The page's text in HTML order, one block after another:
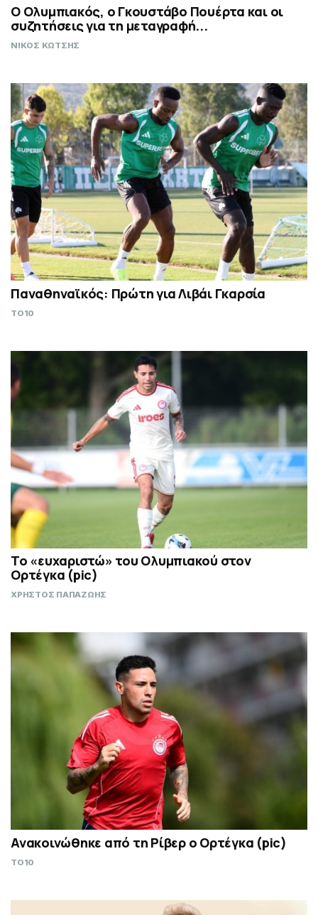
Ο Ολυμπιακός, ο Γκουστάβο Πουέρτα και οι
συζητήσεις για τη μεταγραφή...
ΝΙΚΟΣ ΚΩΤΣΗΣ
Παναθηναϊκός: Πρώτη για Λιβάι Γκαρσία
TO10
Το «ευχαριστώ» του Ολυμπιακού στον
Ορτέγκα (pic)
ΧΡΗΣΤΟΣ ΠΑΠΑΖΩΗΣ
Ανακοινώθηκε από τη Ρίβερ ο Ορτέγκα (pic)
TO10